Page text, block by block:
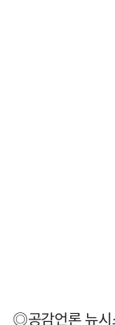
◎공감언론 뉴